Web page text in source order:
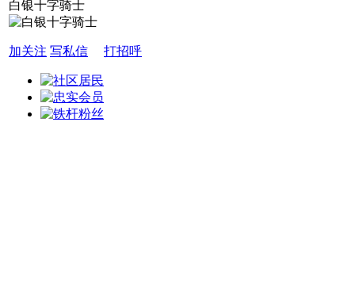
白银十字骑士
加关注 写私信 打招呼